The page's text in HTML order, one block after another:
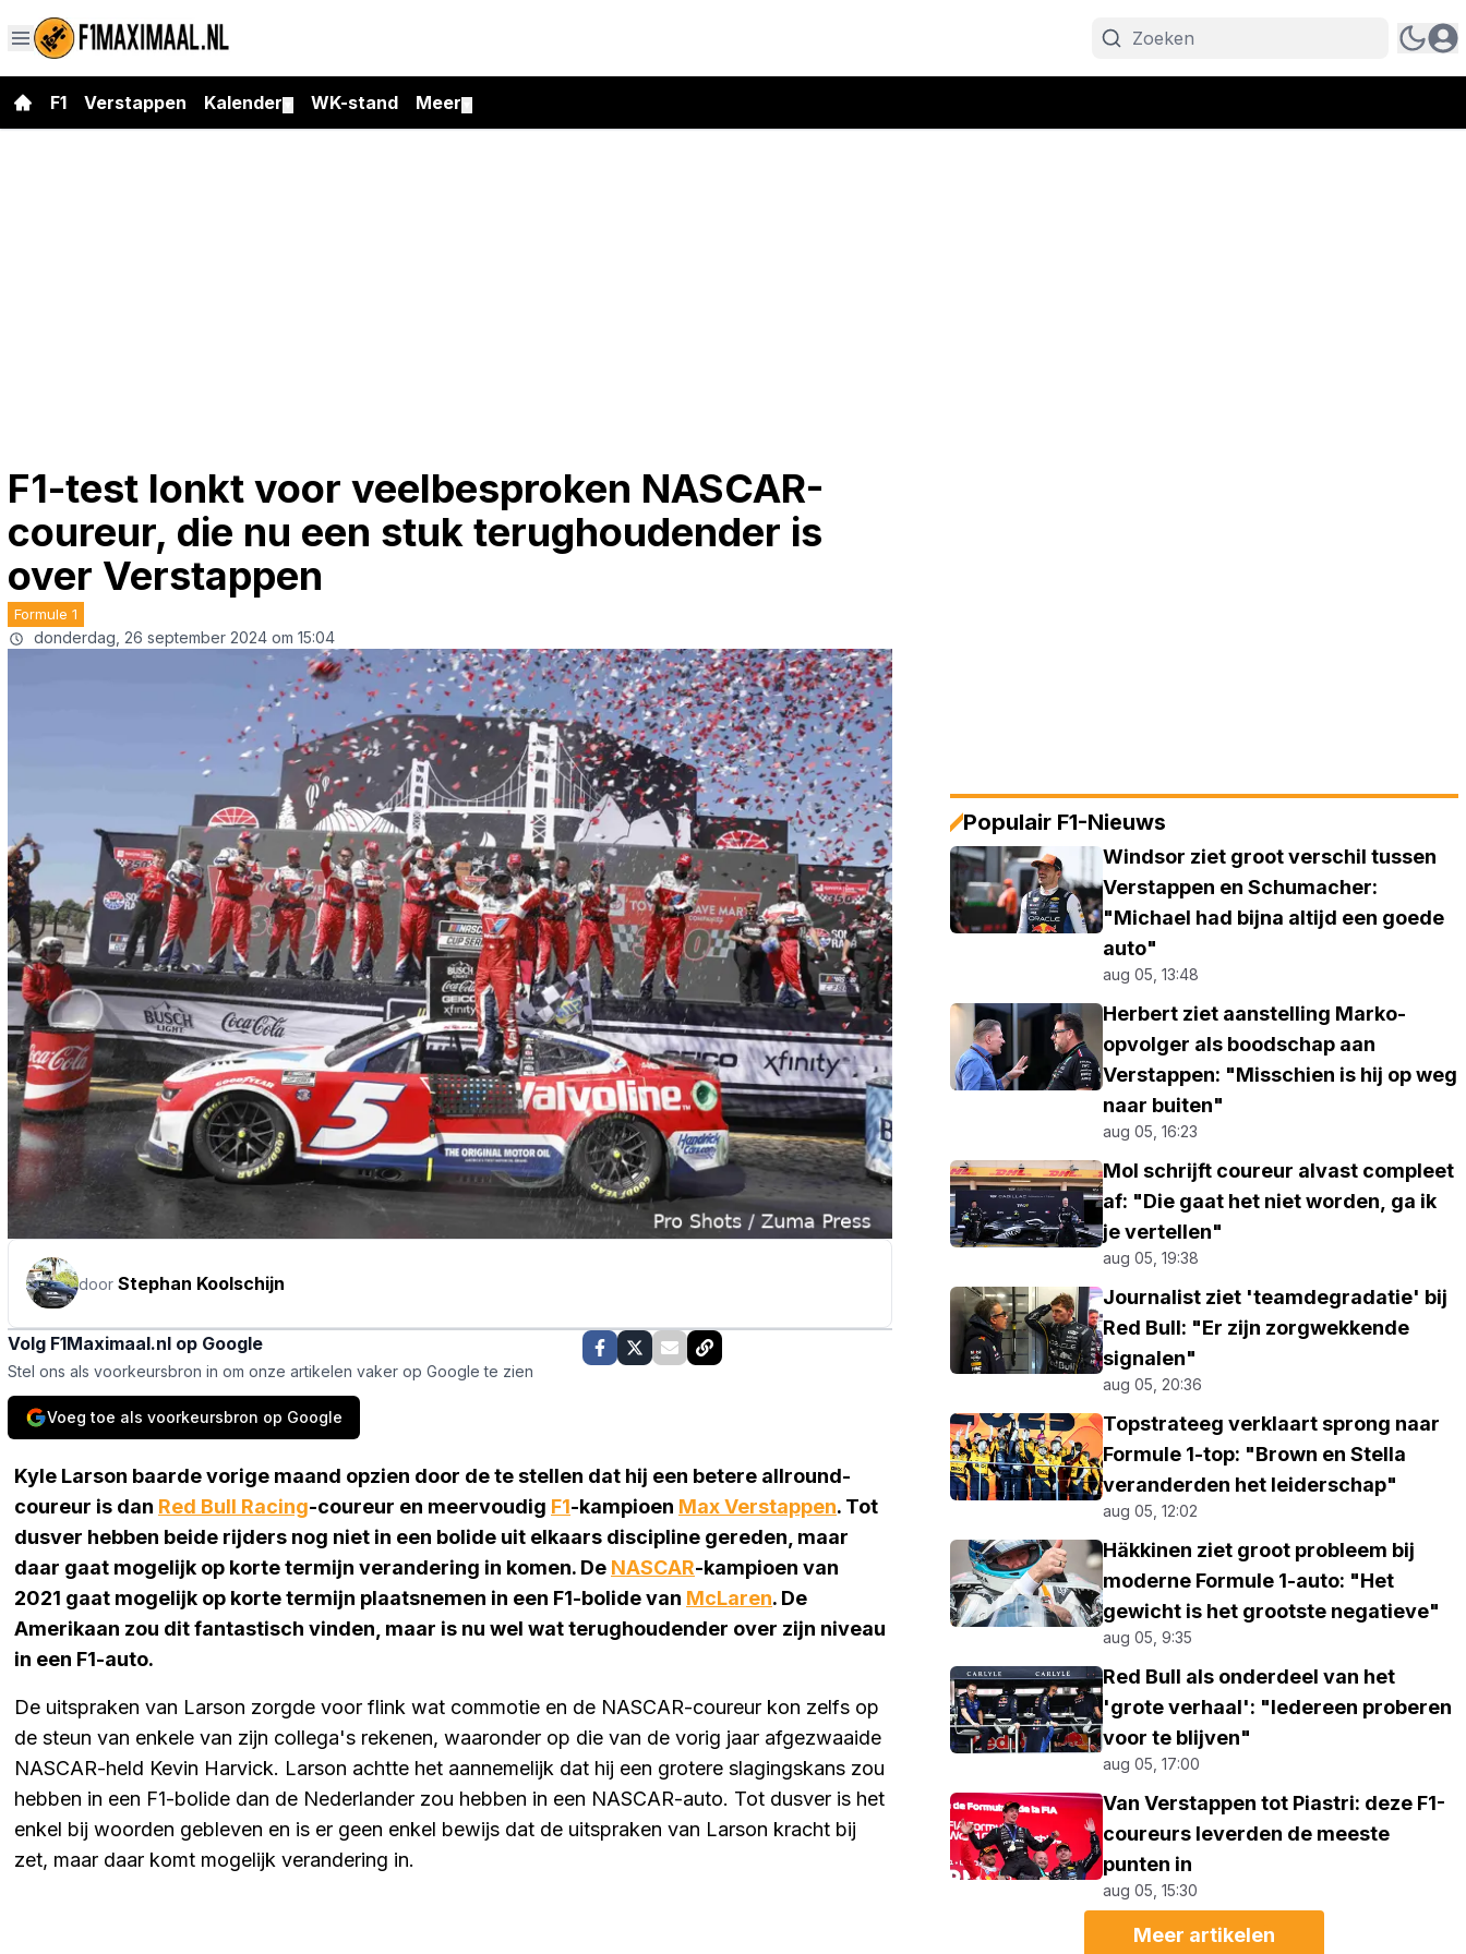
F1 Verstappen Kalender WK-stand Meer
F1-test lonkt voor veelbesproken NASCAR-
coureur, die nu een stuk terughoudender is
over Verstappen
Formule 1
donderdag, 26 september 2024 om 15:04
door Stephan Koolschijn
Volg F1Maximaal.nl op Google
Stel ons als voorkeursbron in om onze artikelen vaker op Google te zien
Voeg toe als voorkeursbron op Google
Kyle Larson baarde vorige maand opzien door de te stellen dat hij een betere allround-
coureur is dan Red Bull Racing-coureur en meervoudig F1-kampioen Max Verstappen. Tot
dusver hebben beide rijders nog niet in een bolide uit elkaars discipline gereden, maar
daar gaat mogelijk op korte termijn verandering in komen. De NASCAR-kampioen van
2021 gaat mogelijk op korte termijn plaatsnemen in een F1-bolide van McLaren. De
Amerikaan zou dit fantastisch vinden, maar is nu wel wat terughoudender over zijn niveau
in een F1-auto.
De uitspraken van Larson zorgde voor flink wat commotie en de NASCAR-coureur kon zelfs op
de steun van enkele van zijn collega's rekenen, waaronder op die van de vorig jaar afgezwaaide
NASCAR-held Kevin Harvick. Larson achtte het aannemelijk dat hij een grotere slagingskans zou
hebben in een F1-bolide dan de Nederlander zou hebben in een NASCAR-auto. Tot dusver is het
enkel bij woorden gebleven en is er geen enkel bewijs dat de uitspraken van Larson kracht bij
zet, maar daar komt mogelijk verandering in.
Populair F1-Nieuws
Windsor ziet groot verschil tussen
Verstappen en Schumacher:
"Michael had bijna altijd een goede
auto"
aug 05, 13:48
Herbert ziet aanstelling Marko-
opvolger als boodschap aan
Verstappen: "Misschien is hij op weg
naar buiten"
aug 05, 16:23
Mol schrijft coureur alvast compleet
af: "Die gaat het niet worden, ga ik
je vertellen"
aug 05, 19:38
Journalist ziet 'teamdegradatie' bij
Red Bull: "Er zijn zorgwekkende
signalen"
aug 05, 20:36
Topstrateeg verklaart sprong naar
Formule 1-top: "Brown en Stella
veranderden het leiderschap"
aug 05, 12:02
Häkkinen ziet groot probleem bij
moderne Formule 1-auto: "Het
gewicht is het grootste negatieve"
aug 05, 9:35
Red Bull als onderdeel van het
'grote verhaal': "Iedereen proberen
voor te blijven"
aug 05, 17:00
Van Verstappen tot Piastri: deze F1-
coureurs leverden de meeste
punten in
aug 05, 15:30
Meer artikelen